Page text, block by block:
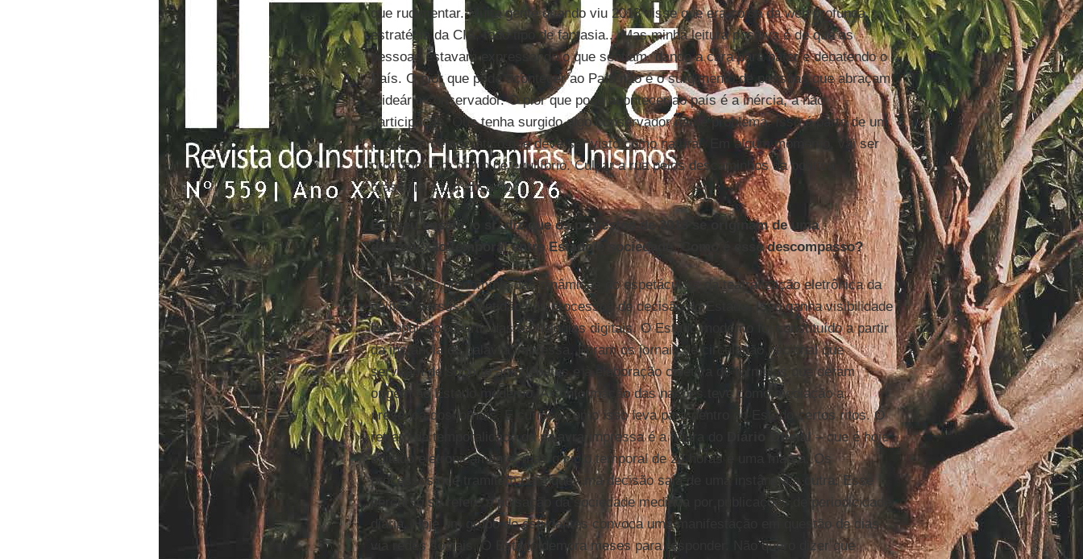
que rudimentar. Muita gente quando viu 2013 disse que era coisa da web profunda,
estratégia da CIA, todo tipo de fantasia... Mas minha leitura positiva é de que as
pessoas estavam expressando o que sentiam, dando a cara para bater e debatendo o
País. O pior que pode acontecer ao País não é o surgimento de pessoas que abraçam
o ideário conservador. O pior que pode acontecer ao país é a inércia, a não
participação. Que tenha surgido algo conservador não é problema. Isso é parte de um
processo democrático que deve ser visto como natural. Em algum momento, vai ser
produzido um ponto de equilíbrio. Culpar a rua pelos descaminhos da política
brasileira é um absurdo.
Em seu ensaio, o sr. diz que os protestos de 2013 se originam de uma
desconexão temporal entre Estado e sociedade. Como é esse descompasso?
Trata-se do predomínio das dinâmicas do espetáculo e da teatralização eletrônica da
política versus a lentidão dos processos de decisão do Estado. Isso ganha visibilidade
e propulsão a partir das tecnologias digitais. O Estado moderno foi constituído a partir
da instância da palavra impressa. Foram os jornais de circulação nacional que
serviram de suporte aos debates e à elaboração coletiva de fórmulas que deram
origem ao Estado moderno. A conformação das nações teve como mediação a
presença dos jornais. É curioso como isso leva para dentro do Estado certos ritos. O
retrato da temporalidade da palavra impressa é a figura do
Diário Oficial– que é hoje
editado eletronicamente, mas o ciclo temporal de 24 horas é uma marca. Os
processos que tramitam para que uma decisão saia de uma instância a outra. Esse
percurso se refere à pulsação da sociedade mediada por publicações de periodicidade
diária. Hoje um grupo de estudantes convoca uma manifestação em questão de dias,
via redes sociais. O Estado demora meses para responder. Não quero dizer que